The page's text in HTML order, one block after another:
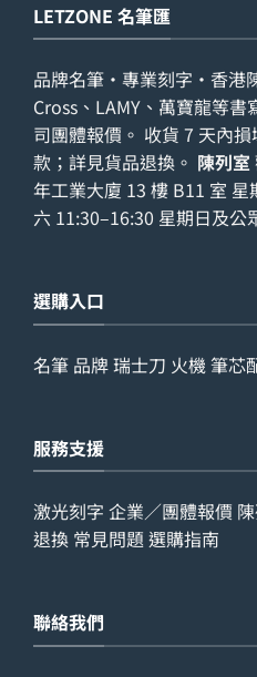
LETZONE 名筆匯
品牌名筆・專業刻字・香港
Cross、LAMY、萬寶龍等
司團體報價。 收貨 7 天內
款；詳見貨品退換 。 陳列室
年工業大廈 13 樓 B11 室
六 11:30–16:30 星期日及公
選購入口
名筆 品牌瑞士刀 火機筆芯
服務支援
激光刻字 企業／團體報價
退換 常見問題 選購指南
聯絡我們